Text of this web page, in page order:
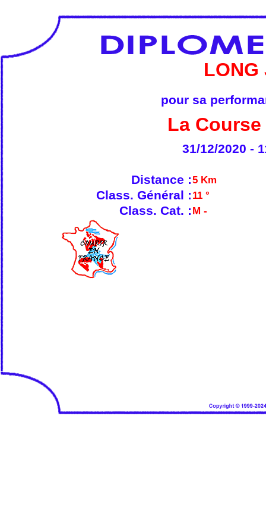
LONG
pour sa
La
31/12/2020 -
Distance :5 Km
Class. Général : 11 °
Class. Cat. : M -